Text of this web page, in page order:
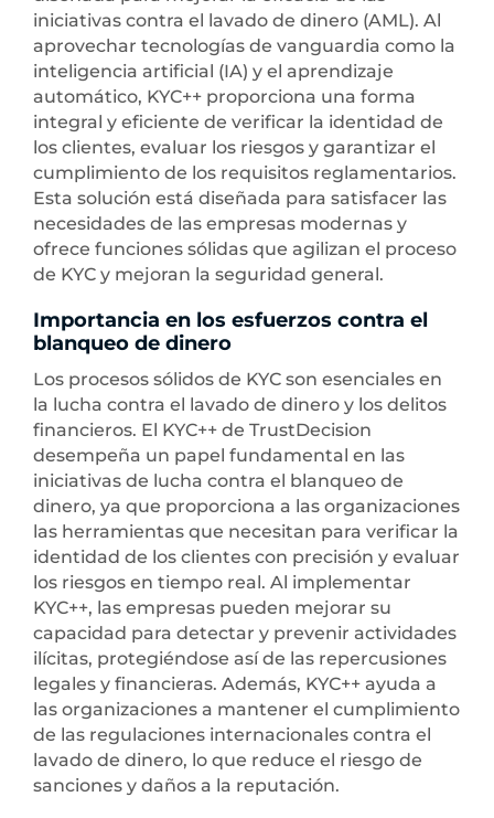
iniciativas contra el lavado de dinero (AML). Al
aprovechar tecnologías de vanguardia como la
inteligencia artificial (IA) y el aprendizaje
automático, KYC++ proporciona una forma
integral y eficiente de verificar la identidad de
los clientes, evaluar los riesgos y garantizar el
cumplimiento de los requisitos reglamentarios.
Esta solución está diseñada para satisfacer las
necesidades de las empresas modernas y
ofrece funciones sólidas que agilizan el proceso
de KYC y mejoran la seguridad general.
Importancia en los esfuerzos contra el
blanqueo de dinero
Los procesos sólidos de KYC son esenciales en
la lucha contra el lavado de dinero y los delitos
financieros. El KYC++ de TrustDecision
desempeña un papel fundamental en las
iniciativas de lucha contra el blanqueo de
dinero, ya que proporciona a las organizaciones
las herramientas que necesitan para verificar la
identidad de los clientes con precisión y evaluar
los riesgos en tiempo real. Al implementar
KYC++, las empresas pueden mejorar su
capacidad para detectar y prevenir actividades
ilícitas, protegiéndose así de las repercusiones
legales y financieras. Además, KYC++ ayuda a
las organizaciones a mantener el cumplimiento
de las regulaciones internacionales contra el
lavado de dinero, lo que reduce el riesgo de
sanciones y daños a la reputación.